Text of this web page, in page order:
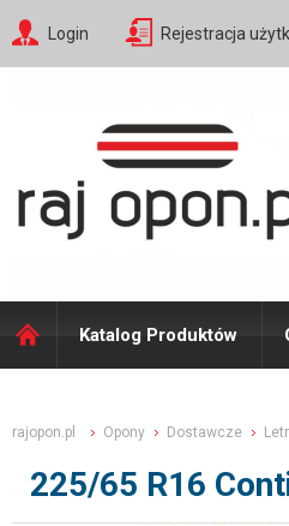
Login Rejestracja
Katalog Produktów
rajopon.pl Opony Dostawcze
225/65 R16